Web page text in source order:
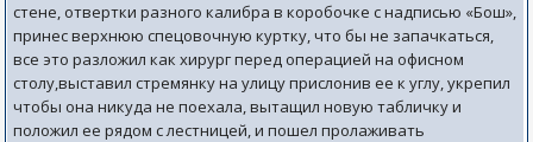
стене, отвертки разного калибра в коробочке с надписью «Бош»,
принес верхнюю спецовочную куртку, что бы не запачкаться,
все это разложил как хирург перед операцией на офисном
столу,выставил стремянку на улицу прислонив ее к углу, укрепил
чтобы она никуда не поехала, вытащил новую табличку и
положил ее рядом с лестницей, и пошел пролаживать